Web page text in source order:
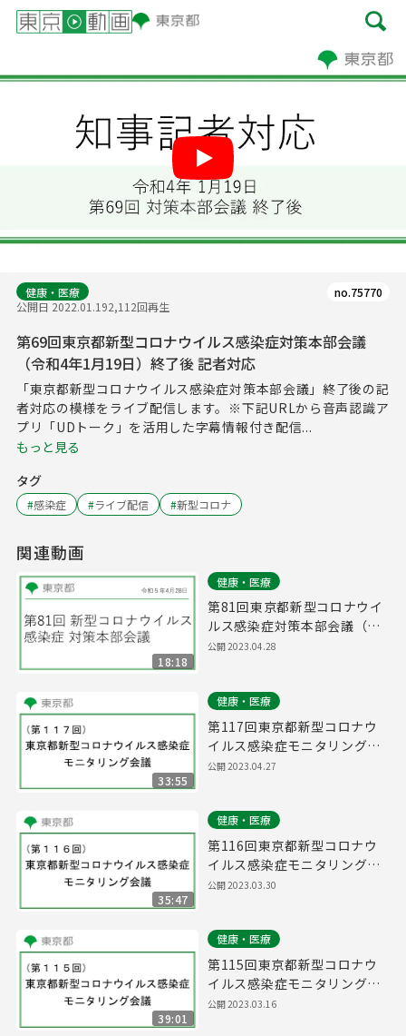
健康・医療
公開日 2022.01.192,112回再生
no.75770
第69回東京都新型コロナウイルス感染症対策本部会議
（令和4年1月19日）終了後 記者対応
「東京都新型コロナウイルス感染症対策本部会議」終了後の記
者対応の模様をライブ配信します。※下記URLから音声認識ア
プリ「UDトーク」を活用した字幕情報付き配信...
もっと見る
タグ
#感染症 #ライブ配信 #新型コロナ
関連動画
18:18
健康・医療
第81回東京都新型コロナウイ
ルス感染症対策本部会議（令
和5年4月28日 17時00分～）
公開2023.04.28
33:55
健康・医療
第117回東京都新型コロナウ
イルス感染症モニタリング会
議(令和5年4月28日11時00分
公開2023.04.27
35:47
健康・医療
第116回東京都新型コロナウ
イルス感染症モニタリング会
議(令和5年3月30日13時00分
公開2023.03.30
39:01
健康・医療
第115回東京都新型コロナウ
イルス感染症モニタリング会
議(令和5年3月16日14時45分
公開2023.03.16